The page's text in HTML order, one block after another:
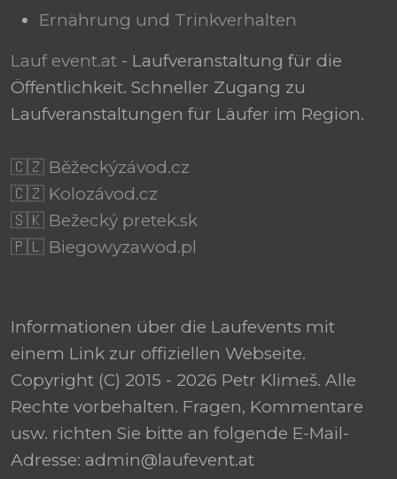
Ernährung und Trinkverhalten
Lauf event.at - Laufveranstaltung für die
Öffentlichkeit. Schneller Zugang zu
Laufveranstaltungen für Läufer im Region.
🇨🇿 Běžeckýzávod.cz
🇨🇿 Kolozávod.cz
🇸🇰 Bežecký pretek.sk
🇵🇱 Biegowyzawod.pl
Informationen über die Laufevents mit
einem Link zur offiziellen Webseite.
Copyright (C) 2015 - 2026 Petr Klimeš. Alle
Rechte vorbehalten. Fragen, Kommentare
usw. richten Sie bitte an folgende E-Mail-
Adresse: admin@laufevent.at